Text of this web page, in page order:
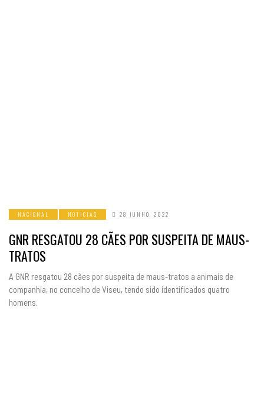
NACIONAL NOTICIAS 28 JUNHO, 2022
GNR RESGATOU 28 CÃES POR SUSPEITA DE MAUS-
TRATOS
A GNR resgatou 28 cães por suspeita de maus-tratos a animais de
companhia, no concelho de Viseu, tendo sido identificados quatro
homens.